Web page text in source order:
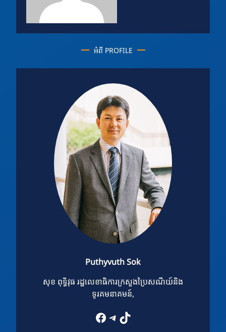
អំពី PROFILE
Puthyvuth Sok
សុខ ពុទ្ធិវុធ រដ្ឋលេខាធិការក្រសួងប្រៃសណីយ៍និង
ទូរគមនាគមន៍,
Facebook Telegram TikTok